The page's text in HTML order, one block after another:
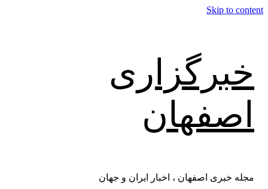
Skip to content
خبرگزاری
اصفهان
مجله خبری اصفهان ، اخبار ایران و جهان